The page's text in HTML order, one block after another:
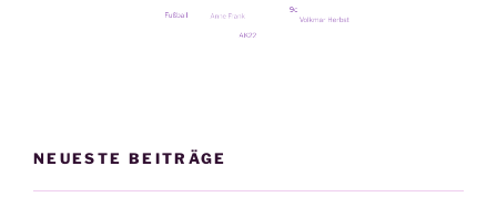
NEUESTE BEITRÄGE